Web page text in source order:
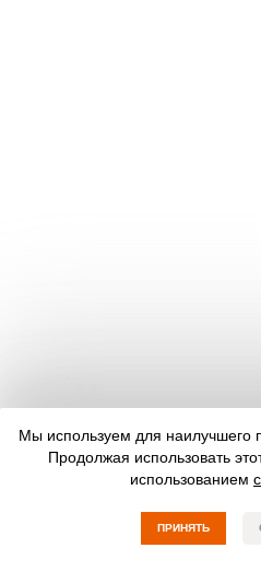
Мы используем для наилучшего
Продолжая использовать
использованием
ПРИНЯТЬ